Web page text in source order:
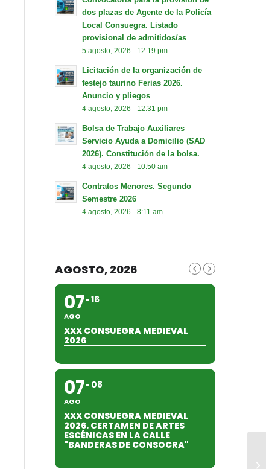
dos plazas de Agente de la Policía
Local Consuegra. Listado
provisional de admitidos/as
5 agosto, 2026 - 12:19 pm
Licitación de la organización de
festejo taurino Ferias 2026.
Anuncio y pliegos
4 agosto, 2026 - 12:31 pm
Bolsa de Trabajo Auxiliares
Servicio Ayuda a Domicilio (SAD
2026). Constitución de la bolsa.
4 agosto, 2026 - 10:50 am
Contratos Menores. Segundo
Semestre 2026
4 agosto, 2026 - 8:11 am
AGOSTO, 2026
07
AGO
16
XXX CONSUEGRA MEDIEVAL
2026
07
AGO
08
XXX CONSUEGRA MEDIEVAL
2026. CERTAMEN DE ARTES
ESCÉNICAS EN LA CALLE
"BANDERAS DE CONSOCRA"